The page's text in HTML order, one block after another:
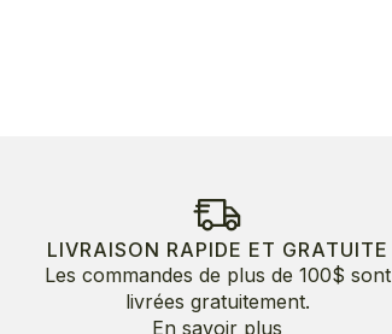
LIVRAISON RAPIDE ET GRATUITE
Les commandes de plus de 100$ sont
livrées gratuitement.
En savoir plus